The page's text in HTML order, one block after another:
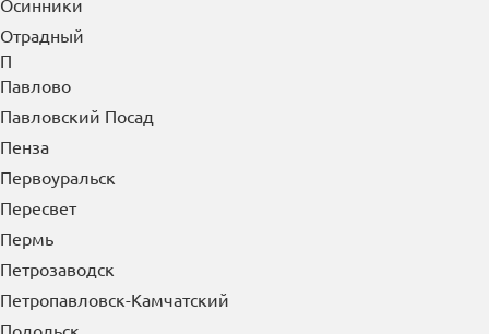
Орск
Осинники
Отрадный
П
Павлово
Павловский Посад
Пенза
Первоуральск
Пересвет
Пермь
Петрозаводск